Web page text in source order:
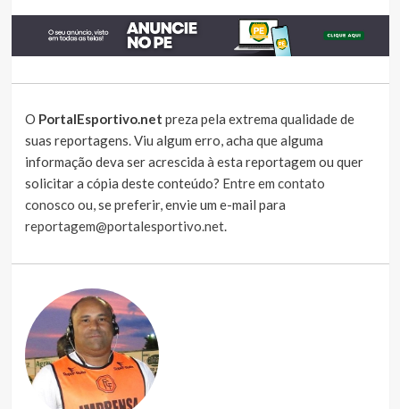
O PortalEsportivo.net preza pela extrema qualidade de
suas reportagens. Viu algum erro, acha que alguma
informação deva ser acrescida à esta reportagem ou quer
solicitar a cópia deste conteúdo? Entre em contato
conosco ou, se preferir, envie um e-mail para
reportagem@portalesportivo.net.